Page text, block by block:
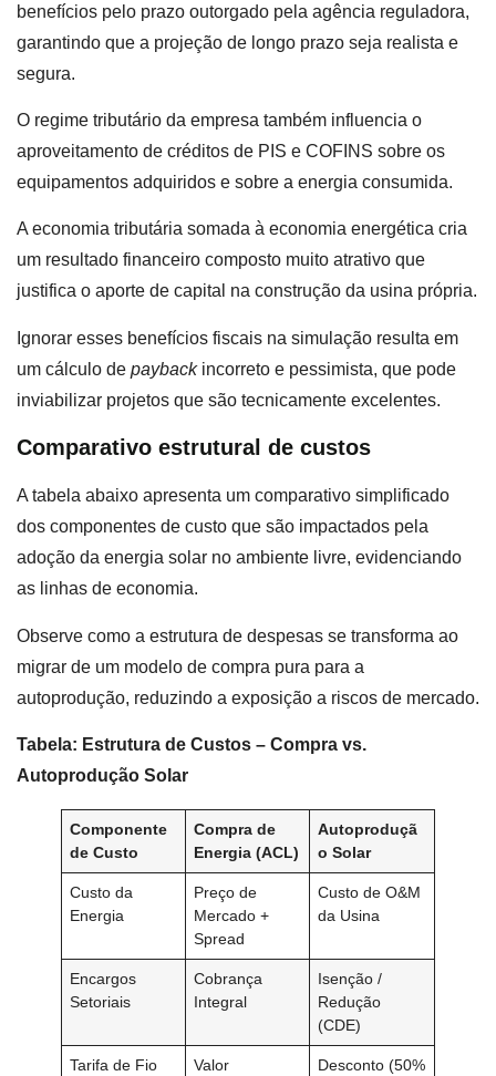
benefícios pelo prazo outorgado pela agência reguladora,
garantindo que a projeção de longo prazo seja realista e
segura.
O regime tributário da empresa também influencia o
aproveitamento de créditos de PIS e COFINS sobre os
equipamentos adquiridos e sobre a energia consumida.
A economia tributária somada à economia energética cria
um resultado financeiro composto muito atrativo que
justifica o aporte de capital na construção da usina própria.
Ignorar esses benefícios fiscais na simulação resulta em
um cálculo de paybackincorreto e pessimista, que pode
inviabilizar projetos que são tecnicamente excelentes.
Comparativo estrutural de custos
A tabela abaixo apresenta um comparativo simplificado
dos componentes de custo que são impactados pela
adoção da energia solar no ambiente livre, evidenciando
as linhas de economia.
Observe como a estrutura de despesas se transforma ao
migrar de um modelo de compra pura para a
autoprodução, reduzindo a exposição a riscos de mercado.
Tabela: Estrutura de Custos – Compra vs.
Autoprodução Solar
Componente
de Custo
Compra de
Energia (ACL)
Autoproduçã
o Solar
Custo da
Energia
Preço de
Mercado +
Spread
Custo de O&M
da Usina
Encargos
Setoriais
Cobrança
Integral
Isenção /
Redução
(CDE)
Tarifa de Fio Valor Desconto (50%